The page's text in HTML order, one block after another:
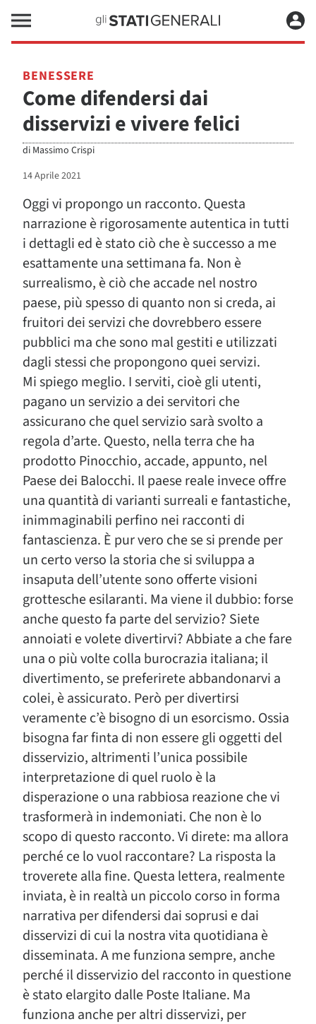
BENESSERE
Come difendersi dai
disservizi e vivere felici
di Massimo Crispi
14 Aprile 2021
Oggi vi propongo un racconto. Questa
narrazione è rigorosamente autentica in tutti
i dettagli ed è stato ciò che è successo a me
esattamente una settimana fa. Non è
surrealismo, è ciò che accade nel nostro
paese, più spesso di quanto non si creda, ai
fruitori dei servizi che dovrebbero essere
pubblici ma che sono mal gestiti e utilizzati
dagli stessi che propongono quei servizi.
Mi spiego meglio. I serviti, cioè gli utenti,
pagano un servizio a dei servitori che
assicurano che quel servizio sarà svolto a
regola d’arte. Questo, nella terra che ha
prodotto Pinocchio, accade, appunto, nel
Paese dei Balocchi. Il paese reale invece offre
una quantità di varianti surreali e fantastiche,
inimmaginabili perfino nei racconti di
fantascienza. È pur vero che se si prende per
un certo verso la storia che si sviluppa a
insaputa dell’utente sono offerte visioni
grottesche esilaranti. Ma viene il dubbio: forse
anche questo fa parte del servizio? Siete
annoiati e volete divertirvi? Abbiate a che fare
una o più volte colla burocrazia italiana; il
divertimento, se preferirete abbandonarvi a
colei, è assicurato. Però per divertirsi
veramente c’è bisogno di un esorcismo. Ossia
bisogna far finta di non essere gli oggetti del
disservizio, altrimenti l’unica possibile
interpretazione di quel ruolo è la
disperazione o una rabbiosa reazione che vi
trasformerà in indemoniati. Che non è lo
scopo di questo racconto. Vi direte: ma allora
perché ce lo vuol raccontare? La risposta la
troverete alla fine. Questa lettera, realmente
inviata, è in realtà un piccolo corso in forma
narrativa per difendersi dai soprusi e dai
disservizi di cui la nostra vita quotidiana è
disseminata. A me funziona sempre, anche
perché il disservizio del racconto in questione
è stato elargito dalle Poste Italiane. Ma
funziona anche per altri disservizi, per